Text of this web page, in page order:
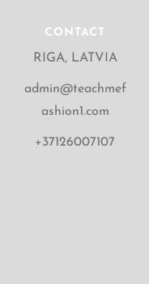
CONTACT
RIGA, LATVIA
admin@teachmef
ashion1.com
+37126007107